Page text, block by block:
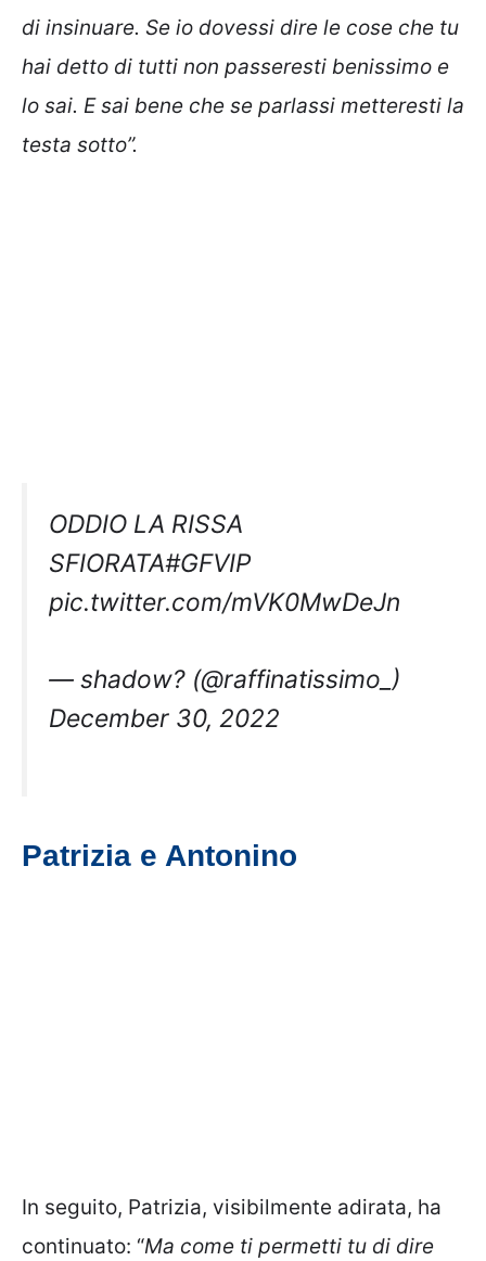
di insinuare. Se io dovessi dire le cose che tu
hai detto di tutti non passeresti benissimo e
lo sai. E sai bene che se parlassi metteresti la
testa sotto”.
ODDIO LA RISSA
SFIORATA#GFVIP
pic.twitter.com/mVK0MwDeJn
— shadow? (@raffinatissimo_)
December 30, 2022
Patrizia e Antonino
In seguito, Patrizia, visibilmente adirata, ha
continuato: “Ma come ti permetti tu di dire